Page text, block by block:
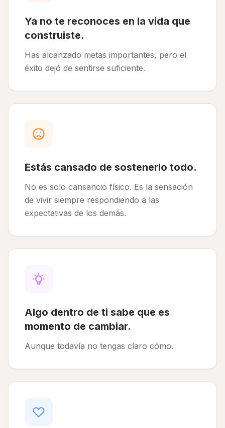
Ya no te reconoces en la vida que
construiste.
Has alcanzado metas importantes, pero el
éxito dejó de sentirse suficiente.
Estás cansado de sostenerlo todo.
No es solo cansancio físico. Es la sensación
de vivir siempre respondiendo a las
expectativas de los demás.
Algo dentro de ti sabe que es
momento de cambiar.
Aunque todavía no tengas claro cómo.